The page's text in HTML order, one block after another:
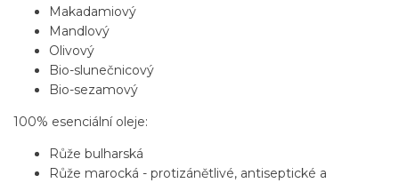
Makadamiový
Mandlový
Olivový
Bio-slunečnicový
Bio-sezamový
100% esenciální oleje:
Růže bulharská
Růže marocká - protizánětlivé, antiseptické a